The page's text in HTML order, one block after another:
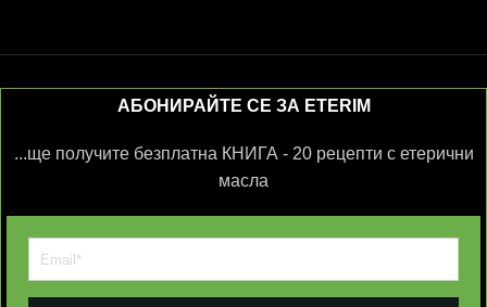
АБОНИРАЙТЕ СЕ ЗА ETERIM
...ще получите безплатна КНИГА - 20 рецепти с етерични
масла